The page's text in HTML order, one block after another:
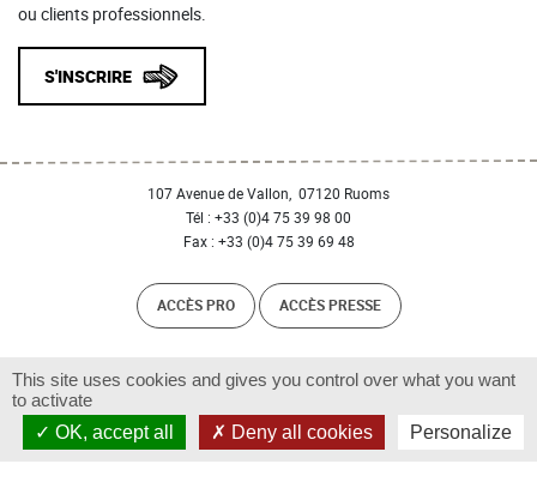
ou clients professionnels.
S'INSCRIRE
107 Avenue de Vallon, 07120 Ruoms
Tél : +33 (0)4 75 39 98 00
Fax : +33 (0)4 75 39 69 48
ACCÈS PRO ACCÈS PRESSE
Facebook Twitter
This site uses cookies and gives you control over what you want
to activate
OK, accept all
Deny all cookies Personalize